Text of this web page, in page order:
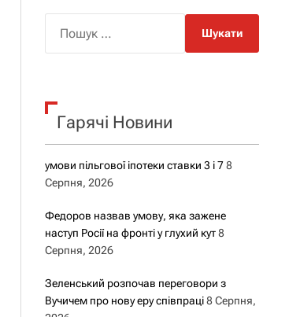
р
о
у
к
Гарячі Новини
умови пільгової іпотеки ставки 3 і 7 8
Серпня, 2026
Федоров назвав умову, яка зажене
наступ Росії на фронті у глухий кут 8
Серпня, 2026
Зеленський розпочав переговори з
Вучичем про нову еру співпраці 8 Серпня,